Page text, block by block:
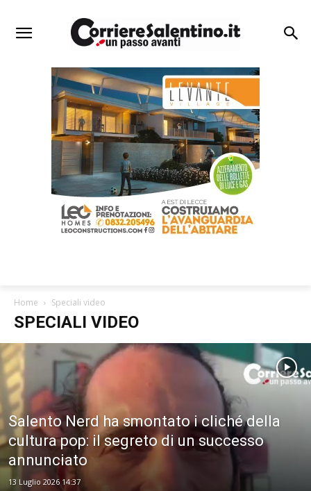
Home Speciali video
SPECIALI VIDEO
Salento Nerd ha smontato i cliché della
cultura pop: il segreto di un successo
annunciato
13 Luglio 2026 14:37